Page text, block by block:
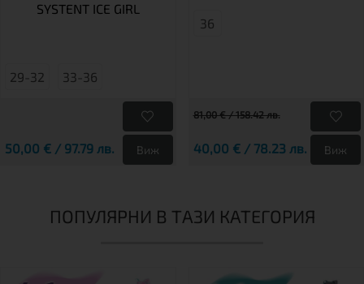
SYSTENT ICE GIRL
29-32 33-36
50,00 € / 97.79 лв. Виж
36
81,00 € / 158.42 лв.
40,00 € / 78.23 лв. Виж
ПОПУЛЯРНИ В ТАЗИ КАТЕГОРИЯ